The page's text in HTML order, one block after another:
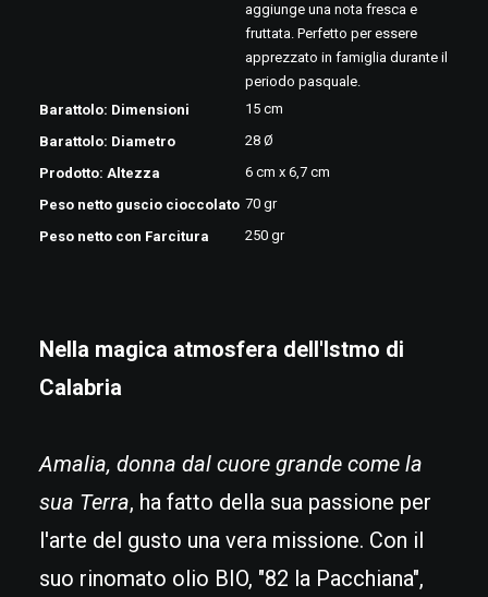
Nella magica atmosfera dell'Istmo di
Calabria
Amalia, donna dal cuore grande come la
sua Terra, ha fatto della sua passione per
l'arte del gusto una vera missione. Con il
suo rinomato olio BIO, "82 la Pacchiana",
aggiunge una nota fresca e
fruttata. Perfetto per essere
apprezzato in famiglia durante il
periodo pasquale.
Barattolo: Dimensioni
15 cm
Barattolo: Diametro
28 Ø
Prodotto: Altezza
6 cm x 6,7 cm
Peso netto guscio cioccolato 70 gr
Peso netto con Farcitura
250 gr